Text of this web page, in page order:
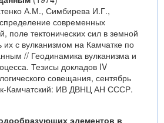
А.М., Симбирева И.Г.,
современных
поле тектонических сил в земной
их с вулканизмом на Камчатке по
// Геодинамика вулканизма и
Тезисы докладов IV
совещания, сентябрь
Камчатский: ИВ ДВНЦ АН СССР.
элементов в